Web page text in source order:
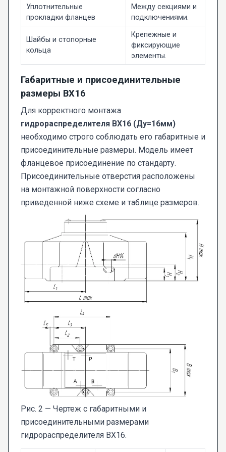
Уплотнительные
прокладки фланцев
Между секциями и
подключениями.
Шайбы и стопорные
кольца
Крепежные и
фиксирующие
элементы.
Габаритные и присоединительные
размеры ВХ16
Для корректного монтажа
гидрораспределителя ВХ16 (Ду=16мм)
необходимо строго соблюдать его габаритные и
присоединительные размеры. Модель имеет
фланцевое присоединение по стандарту.
Присоединительные отверстия расположены
на монтажной поверхности согласно
приведенной ниже схеме и таблице размеров.
Рис. 2 — Чертеж с габаритными и
присоединительными размерами
гидрораспределителя ВХ16.